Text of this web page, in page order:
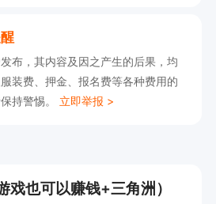
布，其内容及因之产生的后果，均
装费、押金、报名费等各种费用的
持警惕。 立即举报 >
戏也可以赚钱+三角洲）